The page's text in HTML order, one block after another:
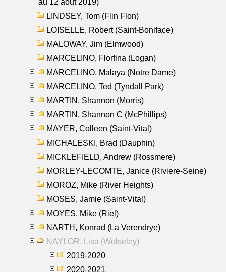
LINDSEY, Tom (Flin Flon)
LOISELLE, Robert (Saint-Boniface)
MALOWAY, Jim (Elmwood)
MARCELINO, Florfina (Logan)
MARCELINO, Malaya (Notre Dame)
MARCELINO, Ted (Tyndall Park)
MARTIN, Shannon (Morris)
MARTIN, Shannon C (McPhillips)
MAYER, Colleen (Saint-Vital)
MICHALESKI, Brad (Dauphin)
MICKLEFIELD, Andrew (Rossmere)
MORLEY-LECOMTE, Janice (Riviere-Seine)
MOROZ, Mike (River Heights)
MOSES, Jamie (Saint-Vital)
MOYES, Mike (Riel)
NARTH, Konrad (La Verendrye)
NAYLOR, Lisa (Wolseley)
2019-2020
2020-2021